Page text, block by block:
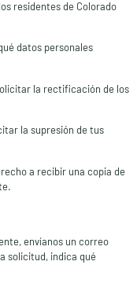
residentes de Colorado
datos personales
la rectificación de los
la supresión de tus
a recibir una copia de
envíanos un correo
solicitud, indica qué